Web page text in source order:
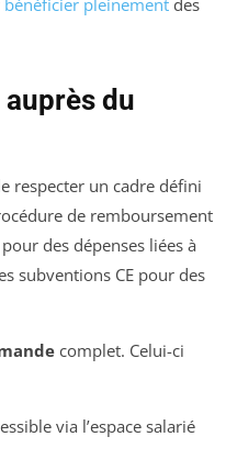
bénéficier pleinement des
du
respecter un cadre défini
de remboursement
des dépenses liées à
subventions CE pour des
complet. Celui-ci
via l’espace salarié